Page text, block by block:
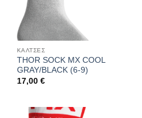
ΚΑΛΤΣΕΣ
THOR SOCK MX COOL
GRAY/BLACK (6-9)
17,00 €